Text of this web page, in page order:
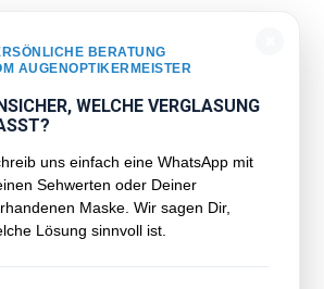
BERATUNG
AUGENOPTIKERMEISTER
WELCHE VERGLASUNG
uns einfach eine WhatsApp mit
Sehwerten oder Deiner
Maske. Wir sagen Dir,
Lösung sinnvoll ist.